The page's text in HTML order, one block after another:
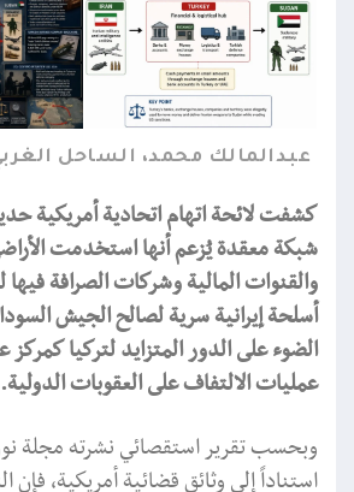
عبدالمالك محمد، الساحل
كشفت لائحة اتهام اتحادية أمريكية
شبكة معقدة يُزعم أنها استخدمت
والقنوات المالية وشركات الصرافة
أسلحة إيرانية سرية لصالح الجيش
الضوء على الدور المتزايد لتركيا
عمليات الالتفاف على العقوبات الدولية.
وبحسب تقرير استقصائي نشرته مجلة
استناداً إلى وثائق قضائية أمريكية،